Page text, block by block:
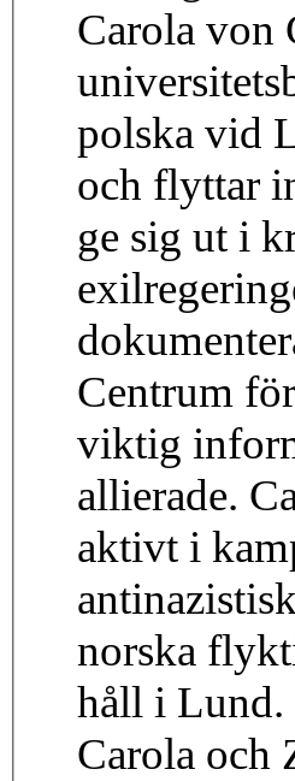
Carola von
polska vid
och flyttar
ge sig ut i
Centrum
viktig
allierade.
aktivt i
norska
håll i Lund.
Carola och